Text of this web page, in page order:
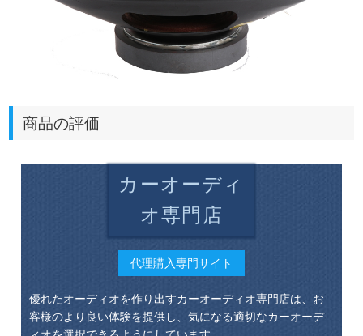
商品の評価
カーオーディ
オ専門店
代理購入専門サイト
優れたオーディオを作り出すカーオーディオ専門店は、お
客様のより良い体験を提供し、気になる適切なカーオーデ